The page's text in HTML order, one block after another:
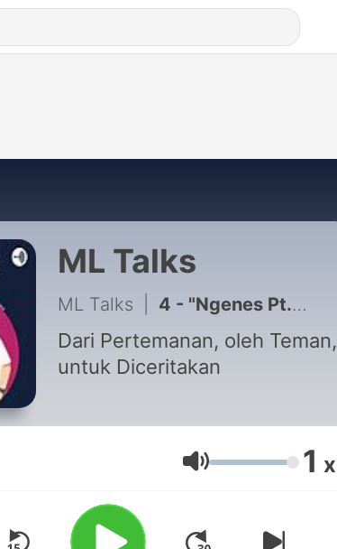
ML Talks
ML Talks 4 - "Ngenes Pt.2(Last)"
Dari Pertemanan, oleh Teman,
untuk Diceritakan
音量 1 x